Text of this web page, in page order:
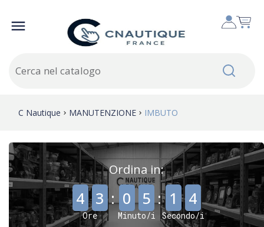

C Nautique MANUTENZIONE IMBUTO
Ordina in:
4 3 :
Ore
0 5 :
Minuto/i
, 1 4
Secondo/i